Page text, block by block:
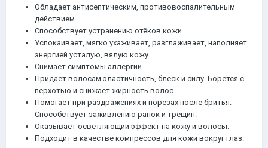
Обладает антисептическим, противовоспалительным
действием.
Способствует устранению отёков кожи.
Успокаивает, мягко ухаживает, разглаживает, наполняет
энергией усталую, вялую кожу.
Снимает симптомы аллергии.
Придает волосам эластичность, блеск и силу. Борется с
перхотью и снижает жирность волос.
Помогает при раздражениях и порезах после бритья.
Способствует заживлению ранок и трещин.
Оказывает осветляющий эффект на кожу и волосы.
Подходит в качестве компрессов для кожи вокруг глаз.